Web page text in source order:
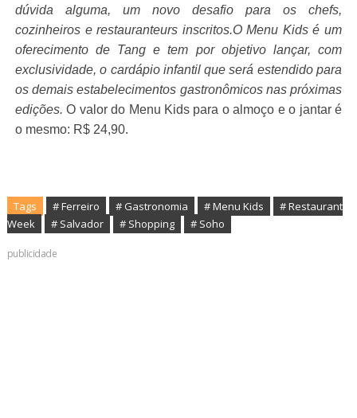
dúvida alguma, um novo desafio para os chefs,
cozinheiros e restauranteurs inscritos.O Menu Kids é um
oferecimento de Tang e tem por objetivo lançar, com
exclusividade, o cardápio infantil que será estendido para
os demais estabelecimentos gastronômicos nas próximas
edições. O valor do Menu Kids para o almoço e o jantar é
o mesmo: R$ 24,90.
Tags # Ferreiro # Gastronomia # Menu Kids
# Restaurant
Week
# Salvador # Shopping # Soho
publicidade